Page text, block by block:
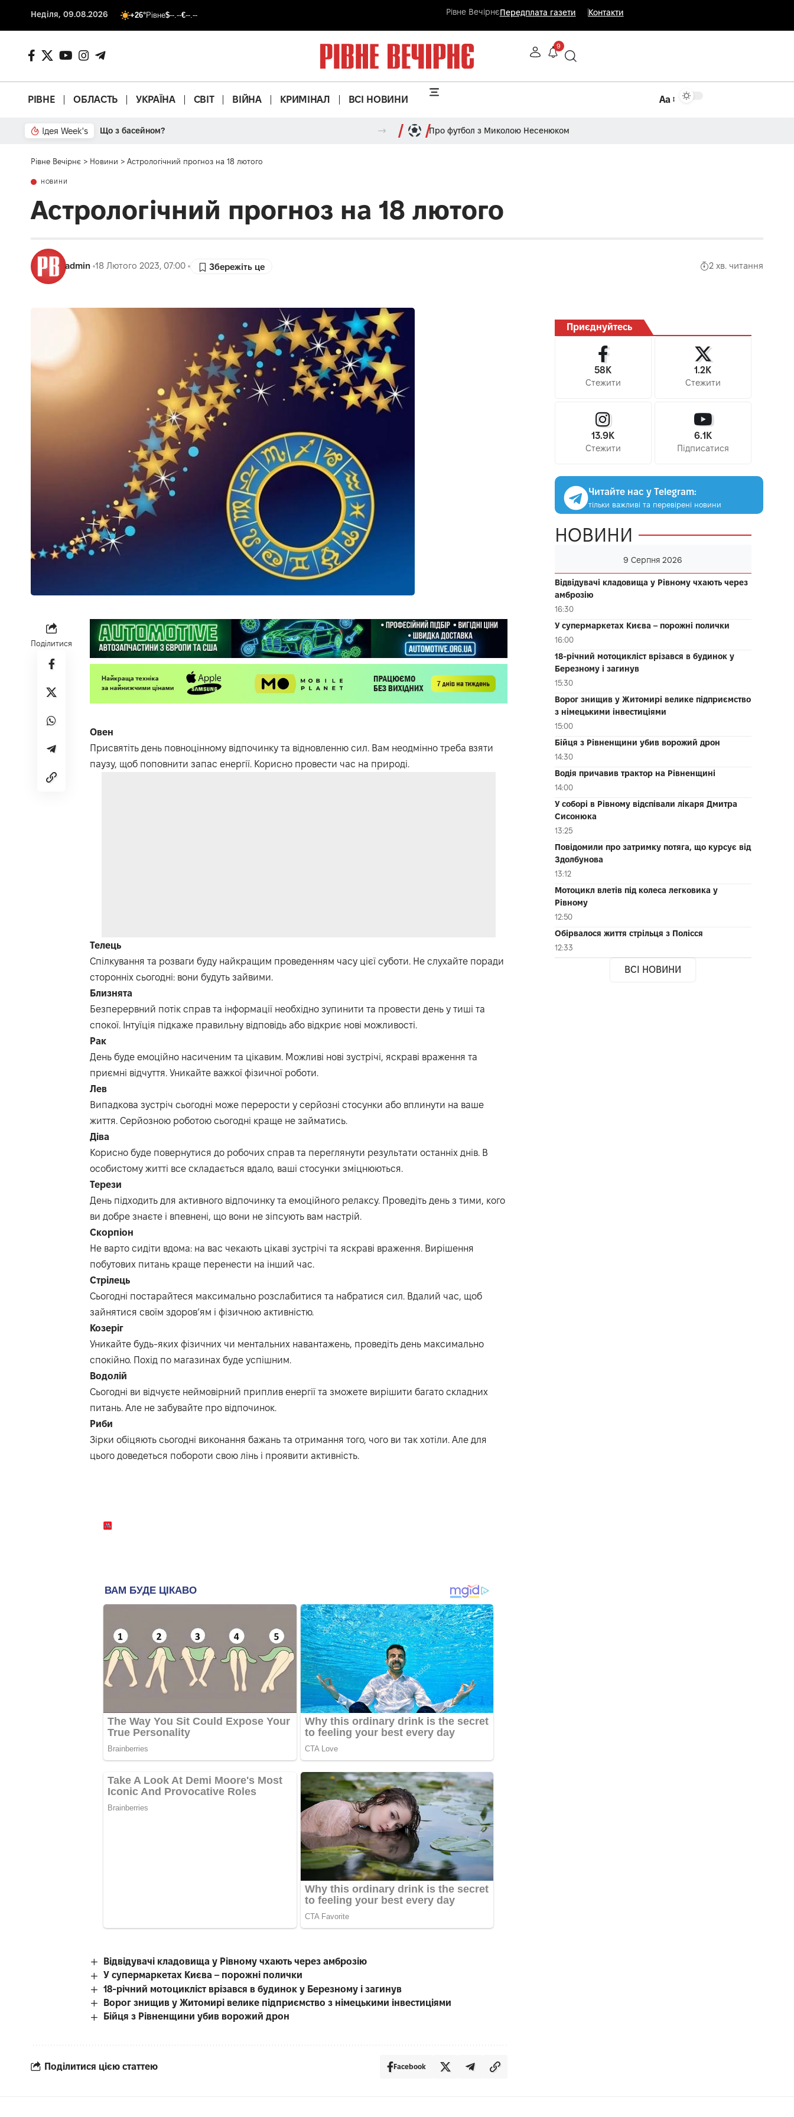
Неділя, 09.08.2026 +26°Рівне$--.--€--.-- Рівне ВечірнєПередплата газети Контакти
9
РІВНЕ ОБЛАСТЬ УКРАЇНА СВІТ ВІЙНА КРИМІНАЛ ВСІ НОВИНИ Аа
Ідея Week's Від паркану до картонки Про футбол з Миколою Несенюком
Рівне Вечірнє > Новини > Астрологічний прогноз на 18 лютого
НОВИНИ
Астрологічний прогноз на 18 лютого
admin 18 Лютого 2023, 07:00 2 хв. читання
Поділитися
Овен
Присвятіть день повноцінному відпочинку та відновленню сил. Вам неодмінно треба взяти
паузу, щоб поповнити запас енергії. Корисно провести час на природі.
Телець
Спілкування та розваги буду найкращим проведенням часу цієї суботи. Не слухайте поради
сторонніх сьогодні: вони будуть зайвими.
Близнята
Безперервний потік справ та інформації необхідно зупинити та провести день у тиші та
спокої. Інтуїція підкаже правильну відповідь або відкриє нові можливості.
Рак
День буде емоційно насиченим та цікавим. Можливі нові зустрічі, яскраві враження та
приємні відчуття. Уникайте важкої фізичної роботи.
Лев
Випадкова зустріч сьогодні може перерости у серйозні стосунки або вплинути на ваше
життя. Серйозною роботою сьогодні краще не займатись.
Діва
Корисно буде повернутися до робочих справ та переглянути результати останніх днів. В
особистому житті все складається вдало, ваші стосунки зміцнюються.
Терези
День підходить для активного відпочинку та емоційного релаксу. Проведіть день з тими, кого
ви добре знаєте і впевнені, що вони не зіпсують вам настрій.
Скорпіон
Не варто сидіти вдома: на вас чекають цікаві зустрічі та яскраві враження. Вирішення
побутових питань краще перенести на інший час.
Стрілець
Сьогодні постарайтеся максимально розслабитися та набратися сил. Вдалий час, щоб
зайнятися своїм здоров’ям і фізичною активністю.
Козеріг
Уникайте будь-яких фізичних чи ментальних навантажень, проведіть день максимально
спокійно. Похід по магазинах буде успішним.
Водолій
Сьогодні ви відчуєте неймовірний приплив енергії та зможете вирішити багато складних
питань. Але не забувайте про відпочинок.
Риби
Зірки обіцяють сьогодні виконання бажань та отримання того, чого ви так хотіли. Але для
цього доведеться побороти свою лінь і проявити активність.
Відвідувачі кладовища у Рівному чхають через амброзію
У супермаркетах Києва – порожні полички
18-річний мотоцикліст врізався в будинок у Березному і загинув
Ворог знищив у Житомирі велике підприємство з німецькими інвестиціями
Бійця з Рівненщини убив ворожий дрон
Поділитися цією статтею Facebook
Приєднуйтесь
58K
Стежити
1.2K
Стежити
13.9K
Стежити
6.1K
Підписатися
Читайте нас у Telegram:
тільки важливі та перевірені новини
НОВИНИ
9 Серпня 2026
Відвідувачі кладовища у Рівному чхають через
амброзію
16:30
У супермаркетах Києва – порожні полички
16:00
18-річний мотоцикліст врізався в будинок у
Березному і загинув
15:30
Ворог знищив у Житомирі велике підприємство
з німецькими інвестиціями
15:00
Бійця з Рівненщини убив ворожий дрон
14:30
Водія причавив трактор на Рівненщині
14:00
У соборі в Рівному відспівали лікаря Дмитра
Сисонюка
13:25
Повідомили про затримку потяга, що курсує від
Здолбунова
13:12
Мотоцикл влетів під колеса легковика у
Рівному
12:50
Обірвалося життя стрільця з Полісся
12:33
ВСІ НОВИНИ